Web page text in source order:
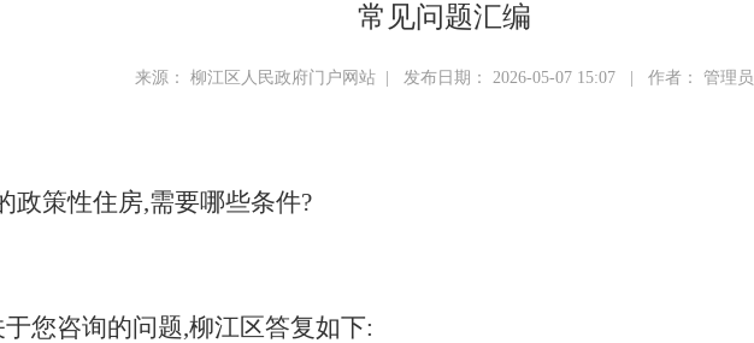
常见问题汇编
来源： 柳江区人民政府门户网站 | 发布日期： 2026-05-07 15:07 | 作者： 管理员
政策性住房,需要哪些条件?
您咨询的问题,柳江区答复如下: